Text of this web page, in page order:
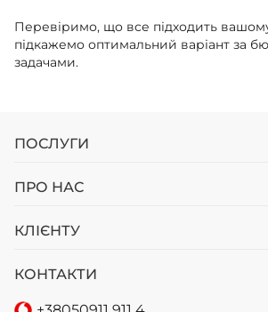
Перевіримо, що все підходить вашому
підкажемо оптимальний варіант за
задачами.
ПОСЛУГИ
ПРО НАС
КЛІЄНТУ
КОНТАКТИ